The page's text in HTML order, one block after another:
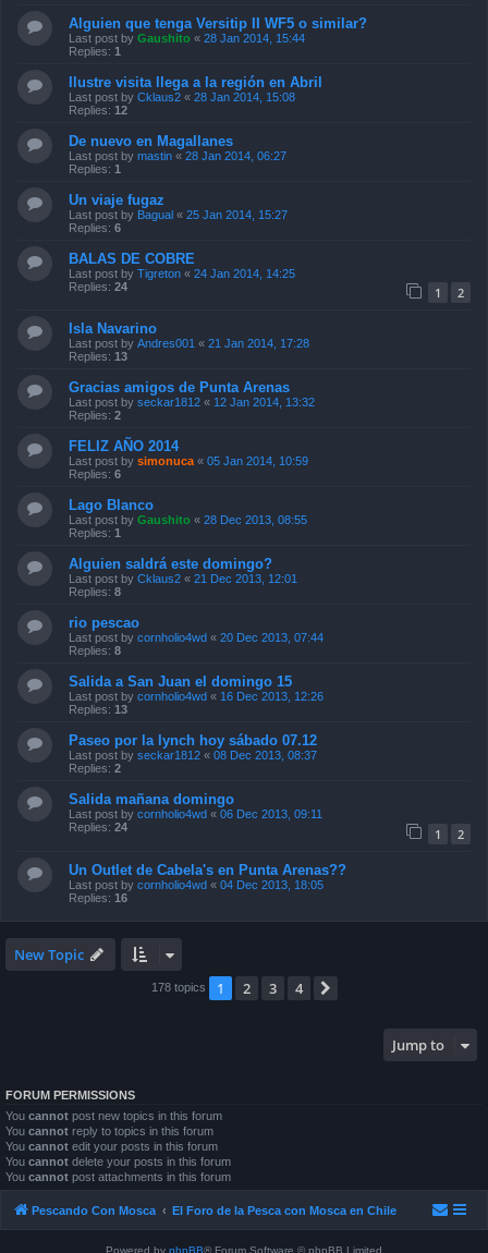
Alguien que tenga Versitip II WF5 o similar?
Last post by Gaushito « 28 Jan 2014, 15:44
Replies: 1
Ilustre visita llega a la región en Abril
Last post by Cklaus2 « 28 Jan 2014, 15:08
Replies: 12
De nuevo en Magallanes
Last post by mastin « 28 Jan 2014, 06:27
Replies: 1
Un viaje fugaz
Last post by Bagual « 25 Jan 2014, 15:27
Replies: 6
BALAS DE COBRE
Last post by Tigreton « 24 Jan 2014, 14:25
Replies: 24 1 2
Isla Navarino
Last post by Andres001 « 21 Jan 2014, 17:28
Replies: 13
Gracias amigos de Punta Arenas
Last post by seckar1812 « 12 Jan 2014, 13:32
Replies: 2
FELIZ AÑO 2014
Last post by simonuca « 05 Jan 2014, 10:59
Replies: 6
Lago Blanco
Last post by Gaushito « 28 Dec 2013, 08:55
Replies: 1
Alguien saldrá este domingo?
Last post by Cklaus2 « 21 Dec 2013, 12:01
Replies: 8
rio pescao
Last post by cornholio4wd « 20 Dec 2013, 07:44
Replies: 8
Salida a San Juan el domingo 15
Last post by cornholio4wd « 16 Dec 2013, 12:26
Replies: 13
Paseo por la lynch hoy sábado 07.12
Last post by seckar1812 « 08 Dec 2013, 08:37
Replies: 2
Salida mañana domingo
Last post by cornholio4wd « 06 Dec 2013, 09:11
Replies: 24 1 2
Un Outlet de Cabela's en Punta Arenas??
Last post by cornholio4wd « 04 Dec 2013, 18:05
Replies: 16
New Topic
178 topics 1 2 3 4
Jump to
FORUM PERMISSIONS
You cannot post new topics in this forum
You cannot reply to topics in this forum
You cannot edit your posts in this forum
You cannot delete your posts in this forum
You cannot post attachments in this forum
Pescando Con Mosca El Foro de la Pesca con Mosca en Chile